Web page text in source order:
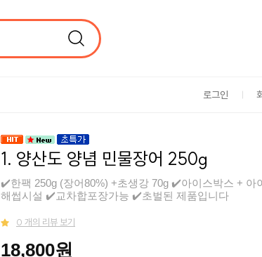
로그인
1. 양산도 양념 민물장어 250g
✔️한팩 250g (장어80%) +초생강 70g ✔️아이스박스 + 아
해썹시설 ✔️교차합포장가능 ✔️초벌된 제품입니다
0 개의 리뷰 보기
18,800원